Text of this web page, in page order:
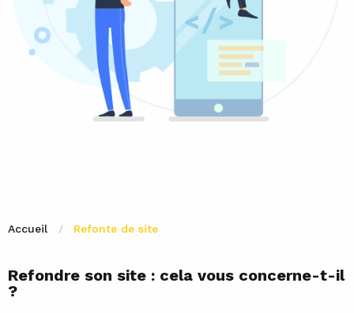
Accueil Refonte de site
Refondre son site : cela vous concerne-t-il
?